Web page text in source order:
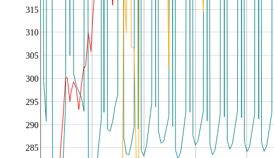
285
290
295
300
305
310
315